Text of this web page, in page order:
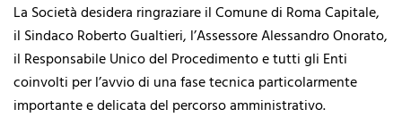
La Società desidera ringraziare il Comune di Roma Capitale,
il Sindaco Roberto Gualtieri, l’Assessore Alessandro Onorato,
il Responsabile Unico del Procedimento e tutti gli Enti
coinvolti per l’avvio di una fase tecnica particolarmente
importante e delicata del percorso amministrativo.